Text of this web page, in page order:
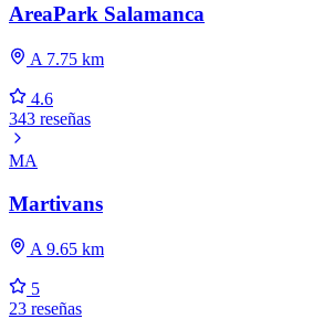
AreaPark Salamanca
A 7.75 km
4.6
343 reseñas
MA
Martivans
A 9.65 km
5
23 reseñas